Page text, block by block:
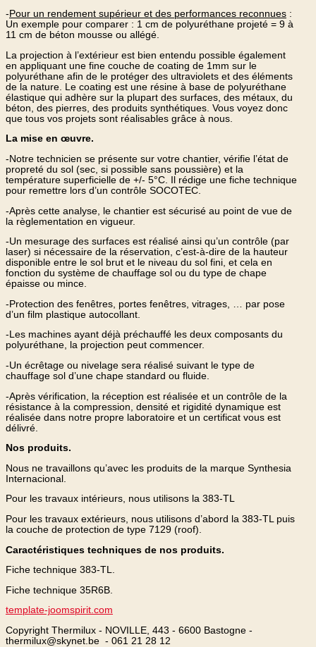
- Pour un rendement supérieur et des performances reconnues :
Un exemple pour comparer : 1 cm de polyuréthane projeté = 9 à
11 cm de béton mousse ou allégé.
La projection à l’extérieur est bien entendu possible également
en appliquant une fine couche de coating de 1mm sur le
polyuréthane afin de le protéger des ultraviolets et des éléments
de la nature. Le coating est une résine à base de polyuréthane
élastique qui adhère sur la plupart des surfaces, des métaux, du
béton, des pierres, des produits synthétiques. Vous voyez donc
que tous vos projets sont réalisables grâce à nous.
La mise en œuvre.
-Notre technicien se présente sur votre chantier, vérifie l’état de
propreté du sol (sec, si possible sans poussière) et la
température superficielle de +/- 5°C. Il rédige une fiche technique
pour remettre lors d’un contrôle SOCOTEC.
-Après cette analyse, le chantier est sécurisé au point de vue de
la règlementation en vigueur.
-Un mesurage des surfaces est réalisé ainsi qu’un contrôle (par
laser) si nécessaire de la réservation, c’est-à-dire de la hauteur
disponible entre le sol brut et le niveau du sol fini, et cela en
fonction du système de chauffage sol ou du type de chape
épaisse ou mince.
-Protection des fenêtres, portes fenêtres, vitrages, … par pose
d’un film plastique autocollant.
-Les machines ayant déjà préchauffé les deux composants du
polyuréthane, la projection peut commencer.
-Un écrêtage ou nivelage sera réalisé suivant le type de
chauffage sol d’une chape standard ou fluide.
-Après vérification, la réception est réalisée et un contrôle de la
résistance à la compression, densité et rigidité dynamique est
réalisée dans notre propre laboratoire et un certificat vous est
délivré.
Nos produits.
Nous ne travaillons qu’avec les produits de la marque Synthesia
Internacional.
Pour les travaux intérieurs, nous utilisons la 383-TL
Pour les travaux extérieurs, nous utilisons d’abord la 383-TL puis
la couche de protection de type 7129 (roof).
Caractéristiques techniques de nos produits.
Fiche technique 383-TL.
Fiche technique 35R6B.
template-joomspirit.com
Copyright Thermilux - NOVILLE, 443 - 6600 Bastogne -
thermilux@skynet.be - 061 21 28 12